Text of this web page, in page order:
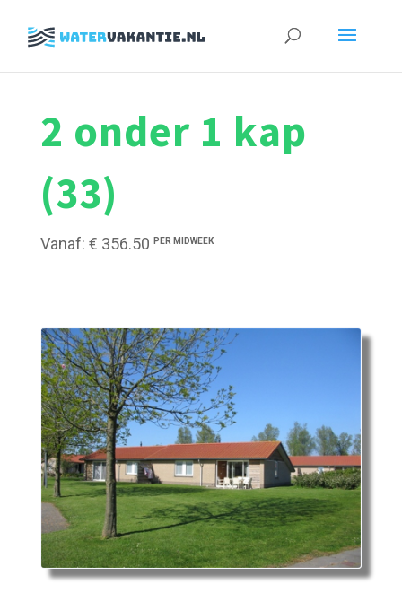
Zoeken
2 onder 1 kap
(33)
Vanaf: € 356.50 PER MIDWEEK